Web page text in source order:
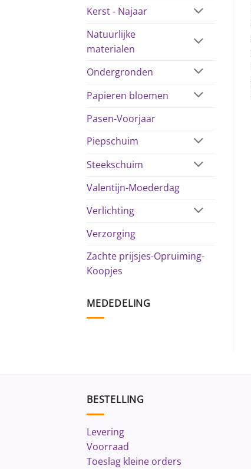
Kerst - Najaar
Natuurlijke
materialen
Ondergronden
Papieren bloemen
Pasen-Voorjaar
Piepschuim
Steekschuim
Valentijn-Moederdag
Verlichting
Verzorging
Zachte prijsjes-Opruiming-
Koopjes
MEDEDELING
BESTELLING
Levering
Voorraad
Toeslag kleine orders